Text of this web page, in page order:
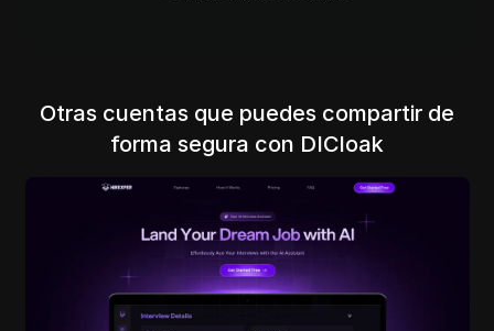
Otras cuentas que puedes compartir de
forma segura con DICloak